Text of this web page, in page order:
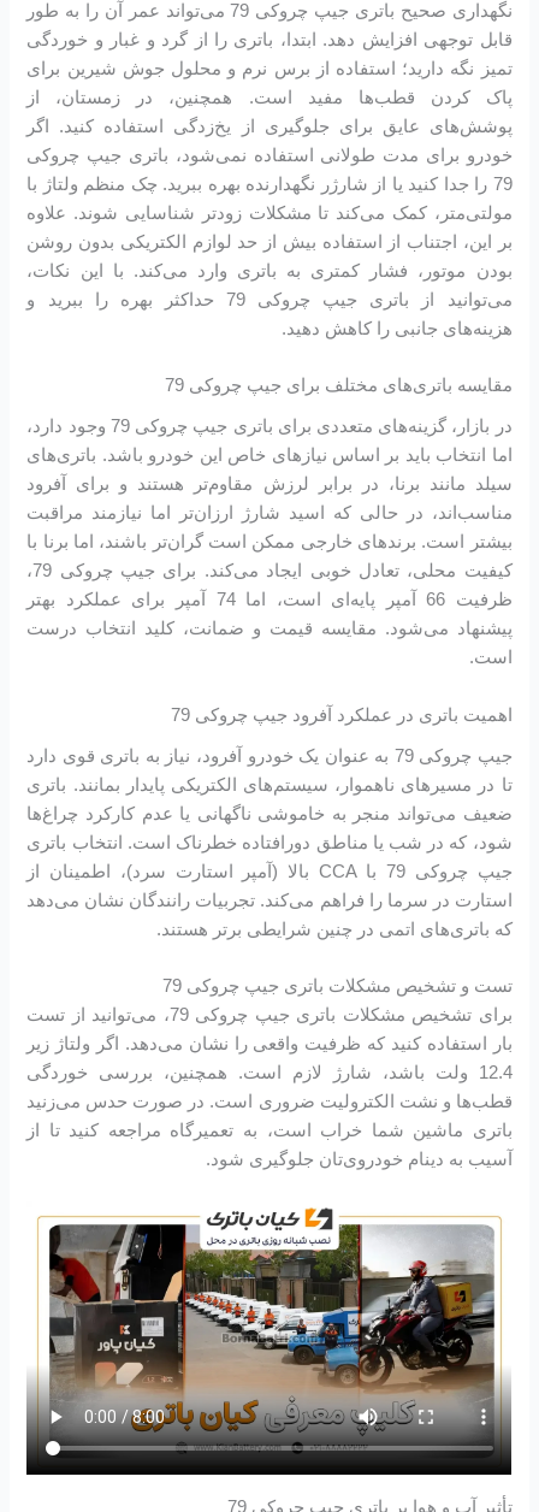
نگهداری صحیح باتری جیپ چروکی 79 می‌تواند عمر آن را به طور
قابل توجهی افزایش دهد. ابتدا، باتری را از گرد و غبار و خوردگی
تمیز نگه دارید؛ استفاده از برس نرم و محلول جوش شیرین برای
پاک کردن قطب‌ها مفید است. همچنین، در زمستان، از
پوشش‌های عایق برای جلوگیری از یخ‌زدگی استفاده کنید. اگر
خودرو برای مدت طولانی استفاده نمی‌شود، باتری جیپ چروکی
79 را جدا کنید یا از شارژر نگهدارنده بهره ببرید. چک منظم ولتاژ با
مولتی‌متر، کمک می‌کند تا مشکلات زودتر شناسایی شوند. علاوه
بر این، اجتناب از استفاده بیش از حد لوازم الکتریکی بدون روشن
بودن موتور، فشار کمتری به باتری وارد می‌کند. با این نکات،
می‌توانید از باتری جیپ چروکی 79 حداکثر بهره را ببرید و
هزینه‌های جانبی را کاهش دهید.
مقایسه باتری‌های مختلف برای جیپ چروکی 79
در بازار، گزینه‌های متعددی برای باتری جیپ چروکی 79 وجود دارد،
اما انتخاب باید بر اساس نیازهای خاص این خودرو باشد. باتری‌های
سیلد مانند برنا، در برابر لرزش مقاوم‌تر هستند و برای آفرود
مناسب‌اند، در حالی که اسید شارژ ارزان‌تر اما نیازمند مراقبت
بیشتر است. برندهای خارجی ممکن است گران‌تر باشند، اما برنا با
کیفیت محلی، تعادل خوبی ایجاد می‌کند. برای جیپ چروکی 79،
ظرفیت 66 آمپر پایه‌ای است، اما 74 آمپر برای عملکرد بهتر
پیشنهاد می‌شود. مقایسه قیمت و ضمانت، کلید انتخاب درست
است.
اهمیت باتری در عملکرد آفرود جیپ چروکی 79
جیپ چروکی 79 به عنوان یک خودرو آفرود، نیاز به باتری قوی دارد
تا در مسیرهای ناهموار، سیستم‌های الکتریکی پایدار بمانند. باتری
ضعیف می‌تواند منجر به خاموشی ناگهانی یا عدم کارکرد چراغ‌ها
شود، که در شب یا مناطق دورافتاده خطرناک است. انتخاب باتری
جیپ چروکی 79 با CCA بالا (آمپر استارت سرد)، اطمینان از
استارت در سرما را فراهم می‌کند. تجربیات رانندگان نشان می‌دهد
که باتری‌های اتمی در چنین شرایطی برتر هستند.
تست و تشخیص مشکلات باتری جیپ چروکی 79
برای تشخیص مشکلات باتری جیپ چروکی 79، می‌توانید از تست
بار استفاده کنید که ظرفیت واقعی را نشان می‌دهد. اگر ولتاژ زیر
12.4 ولت باشد، شارژ لازم است. همچنین، بررسی خوردگی
قطب‌ها و نشت الکترولیت ضروری است. در صورت حدس می‌زنید
باتری ماشین شما خراب است، به تعمیرگاه مراجعه کنید تا از
آسیب به دینام خودروی‌تان جلوگیری شود.
تأثیر آب و هوا بر باتری جیپ چروکی 79